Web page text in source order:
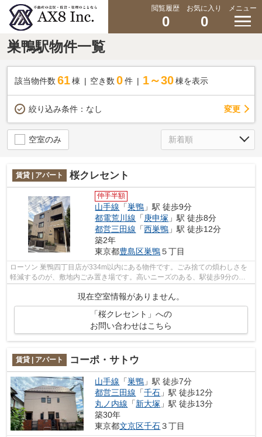
閲覧履歴
0
お気に入り
0
メニュー
巣鴨駅物件一覧
該当物件数 61棟 空き数 0 件 1～30 棟を表示
絞り込み条件： なし 変更
空室のみ
賃貸 | アパート 桜クレセント
仲手半額
山手線 「巣鴨 」駅 徒歩9分
都電荒川線 「庚申塚 」駅 徒歩8分
都営三田線 「西巣鴨 」駅 徒歩12分
築2年
東京都豊島区巣鴨５丁目
ローソン 巣鴨四丁目店が334m以内にある物件です。ごみ捨ての煩わしさを
軽減するのが、敷地内ごみ置き場です。高いニーズのある、駅徒歩9分の物
現在空室情報がありません。
「桜クレセント」への
お問い合わせはこちら
賃貸 | アパート コーポ・サトウ
山手線 「巣鴨 」駅 徒歩7分
都営三田線 「千石 」駅 徒歩12分
丸ノ内線 「新大塚 」駅 徒歩13分
築30年
東京都文京区千石３丁目